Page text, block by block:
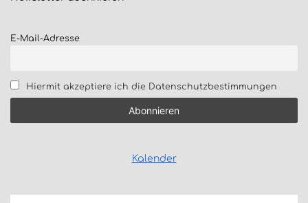
E-Mail-Adresse
Hiermit akzeptiere ich die Datenschutzbestimmungen
Kalender